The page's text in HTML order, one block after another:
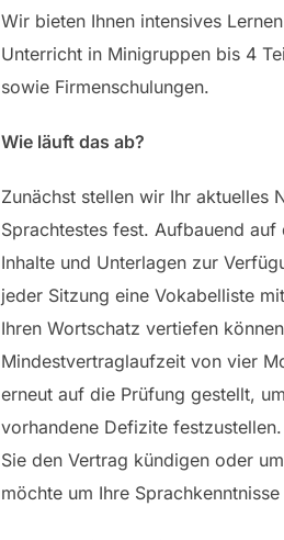
Wir bieten Ihnen intensives
Unterricht in Minigruppen bis 4
sowie Firmenschulungen.
Wie läuft das ab?
Zunächst stellen wir Ihr aktuelles
Sprachtestes fest. Aufbauend
Inhalte und Unterlagen zur
jeder Sitzung eine Vokabelliste
Ihren Wortschatz vertiefen
Mindestvertraglaufzeit von vier
erneut auf die Prüfung gestellt,
vorhandene Defizite
Sie den Vertrag kündigen oder
möchte um Ihre